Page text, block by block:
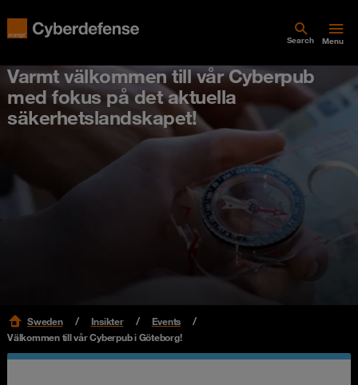
Search Menu
Varmt välkommen till vår Cyberpub
med fokus på det aktuella
säkerhetslandskapet!
Sweden Insikter
Events
Välkommen till vår Cyberpub i Göteborg!